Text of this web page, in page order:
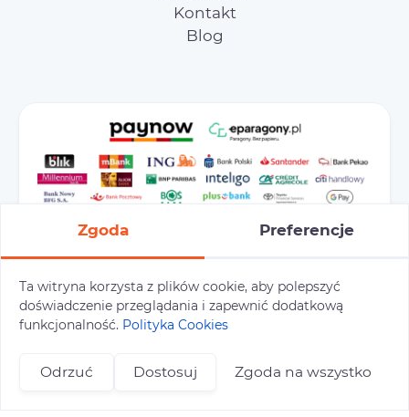
Kontakt
Blog
Preferencje cookies Polityka prywatności
Polityka cookies
Zgoda Preferencje
Ta witryna korzysta z plików cookie, aby polepszyć
doświadczenie przeglądania i zapewnić dodatkową
funkcjonalność. Polityka Cookies
Odrzuć Dostosuj Zgoda na wszystko